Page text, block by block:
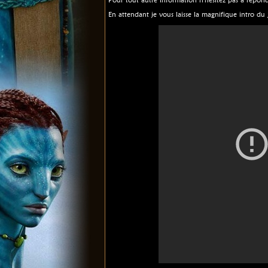
En attendant je vous laisse la magnifique intro du